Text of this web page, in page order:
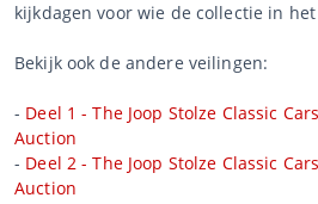
kijkdagen voor wie de collectie in
Bekijk ook de andere veilingen:
- Deel 1 - The Joop Stolze Classic
Auction
- Deel 2 - The Joop Stolze Classic
Auction